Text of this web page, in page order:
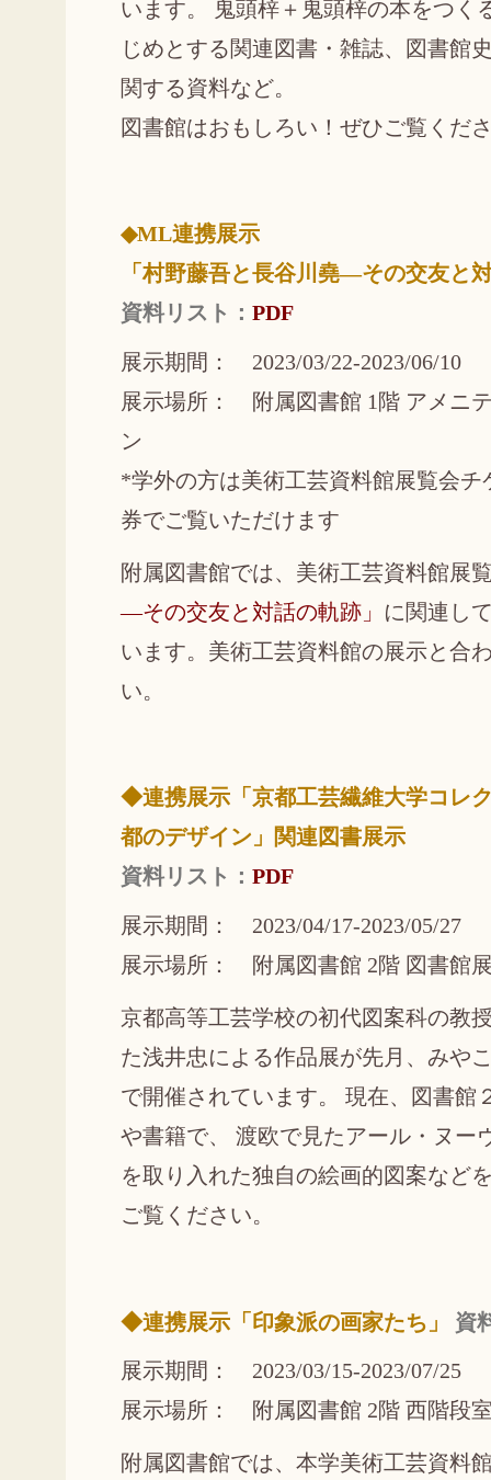
います。 鬼頭梓＋鬼頭梓の本をつく
じめとする関連図書・雑誌、図書館
関する資料など。
図書館はおもしろい！ぜひご覧くだ
◆ML連携展示
「村野藤吾と長谷川堯―その交友と
資料リスト： PDF
展示期間： 2023/03/22-2023/06/10
展示場所： 附属図書館 1階 アメニ
ン
*学外の方は美術工芸資料館展覧会チ
券でご覧いただけます
附属図書館では、美術工芸資料館展
―その交友と対話の軌跡」 に関連し
います。美術工芸資料館の展示と合
い。
◆連携展示「京都工芸繊維大学コレ
都のデザイン」関連図書展示
資料リスト： PDF
展示期間： 2023/04/17-2023/05/27
展示場所： 附属図書館 2階 図書館
京都高等工芸学校の初代図案科の教
た浅井忠による作品展が先月、みや
で開催されています。 現在、図書館
や書籍で、 渡欧で見たアール・ヌー
を取り入れた独自の絵画的図案など
ご覧ください。
◆連携展示「印象派の画家たち」 資
展示期間： 2023/03/15-2023/07/25
展示場所： 附属図書館 2階 西階段
附属図書館では、本学美術工芸資料